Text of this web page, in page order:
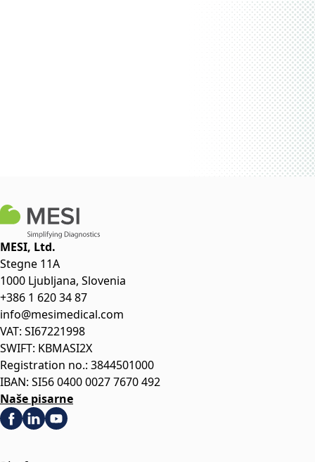
MESI, Ltd.
Stegne 11A
1000 Ljubljana, Slovenia
+386 1 620 34 87
info@mesimedical.com
VAT: SI67221998
SWIFT: KBMASI2X
Registration no.: 3844501000
IBAN: SI56 0400 0027 7670 492
Naše pisarne